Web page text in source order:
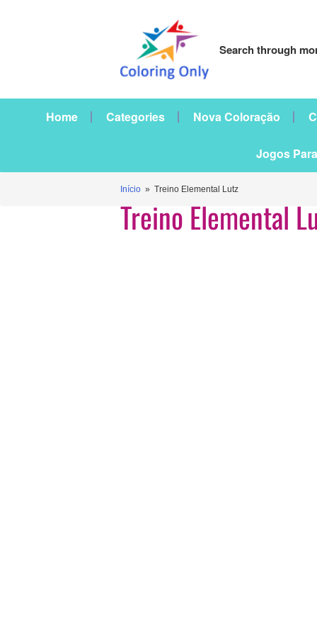
Search through
Home Categories Nova Coloração
Jogos
Início » Treino Elemental Lutz
Treino Elemental